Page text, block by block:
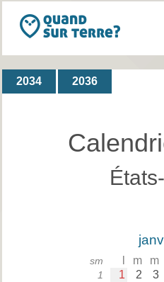
2034 2036
sm m m
1 1 2 3